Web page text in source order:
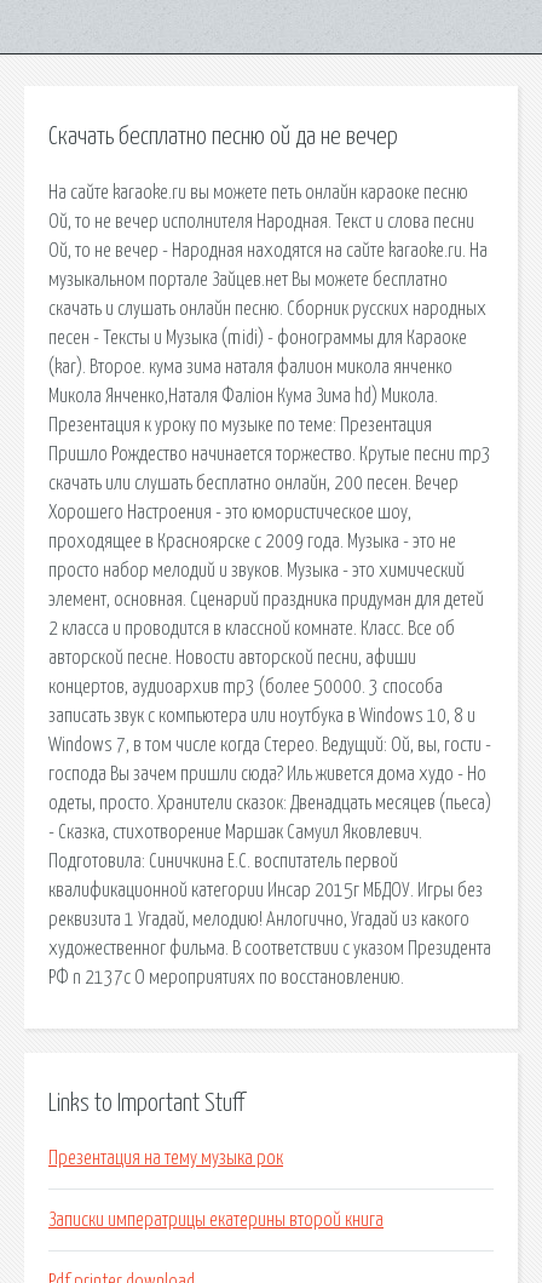
Скачать бесплатно песню ой да не вечер
На сайте karaoke.ru вы можете петь онлайн караоке песню
Ой, то не вечер исполнителя Народная. Текст и слова песни
Ой, то не вечер - Народная находятся на сайте karaoke.ru. На
музыкальном портале Зайцев.нет Вы можете бесплатно
скачать и слушать онлайн песню. Сборник русских народных
песен - Тексты и Музыка (midi) - фонограммы для Караоке
(kar). Второе. кума зима наталя фалион микола янченко
Микола Янченко,Наталя Фаліон Кума Зима hd) Микола.
Презентация к уроку по музыке по теме: Презентация
Пришло Рождество начинается торжество. Крутые песни mp3
скачать или слушать бесплатно онлайн, 200 песен. Вечер
Хорошего Настроения - это юмористическое шоу,
проходящее в Красноярске с 2009 года. Музыка - это не
просто набор мелодий и звуков. Музыка - это химический
элемент, основная. Сценарий праздника придуман для детей
2 класса и проводится в классной комнате. Класс. Все об
авторской песне. Новости авторской песни, афиши
концертов, аудиоархив mp3 (более 50000. 3 способа
записать звук с компьютера или ноутбука в Windows 10, 8 и
Windows 7, в том числе когда Стерео. Ведущий: Ой, вы, гости -
господа Вы зачем пришли сюда? Иль живется дома худо - Но
одеты, просто. Хранители сказок: Двенадцать месяцев (пьеса)
- Сказка, стихотворение Маршак Самуил Яковлевич.
Подготовила: Синичкина Е.С. воспитатель первой
квалификационной категории Инсар 2015г МБДОУ. Игры без
реквизита 1 Угадай, мелодию! Анлогично, Угадай из какого
художественног фильма. В соответствии с указом Президента
РФ n 2137с О мероприятиях по восстановлению.
Links to Important Stuff
Презентация на тему музыка рок
Записки императрицы екатерины второй книга